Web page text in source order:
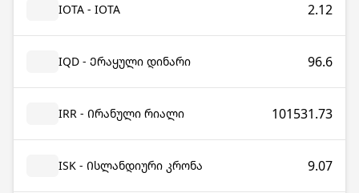
IOTA - IOTA 2.12
IQD - Ერაყული დინარი 96.6
IRR - Ირანული რიალი 101531.73
ISK - Ისლანდიური კრონა 9.07